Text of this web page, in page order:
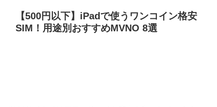
【500円以下】iPadで使うワンコイン格安
SIM！用途別おすすめMVNO 8選